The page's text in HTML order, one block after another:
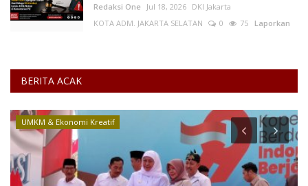
Redaksi One Jul 18, 2026 DKI Jakarta
KOTA ADM. JAKARTA SELATAN
0 75 Laporkan
BERITA ACAK
UMKM & Ekonomi Kreatif